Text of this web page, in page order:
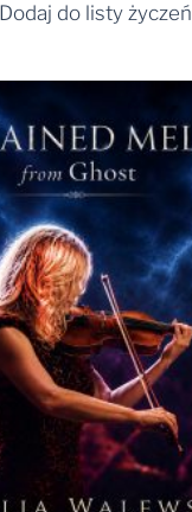
Dodaj do listy życzeń